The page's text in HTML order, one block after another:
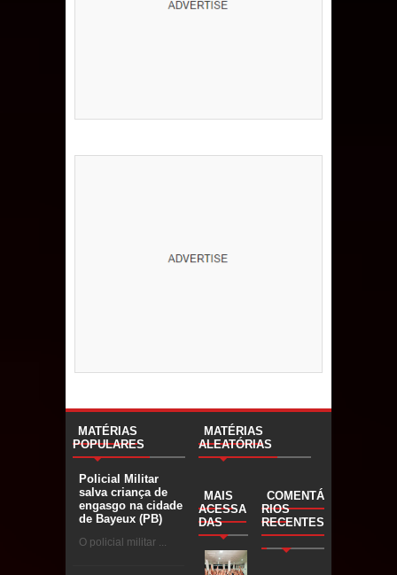
MATÉRIAS
POPULARES
Policial Militar
salva criança de
engasgo na cidade
de Bayeux (PB)
O policial militar ...
MATÉRIAS
ALEATÓRIAS
MAIS
ACESSA
DAS
COMENTÁ
RIOS
RECENTES